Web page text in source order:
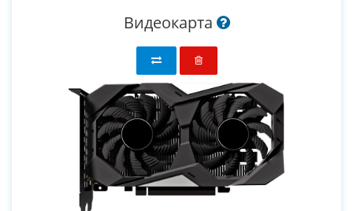
Видеокарта